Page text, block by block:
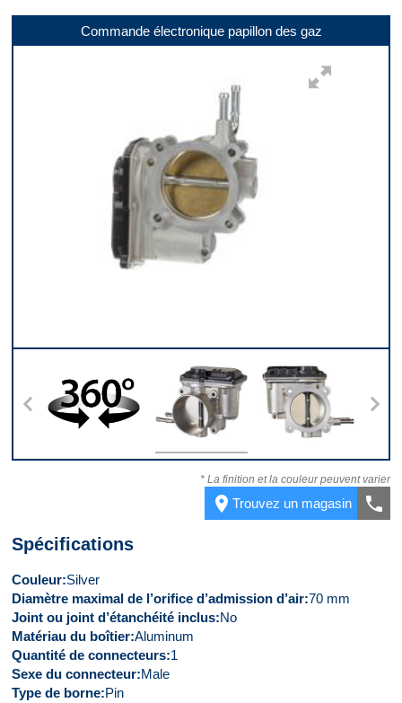
Commande électronique papillon des gaz
Dessus Derrière
* La finition et la couleur peuvent varier
place Trouvez un magasin call
Spécifications
Couleur Silver
Diamètre maximal de l’orifice d’admission d’air 70 mm
Joint ou joint d’étanchéité inclus No
Matériau du boîtier Aluminum
Quantité de connecteurs 1
Sexe du connecteur Male
Type de borne Pin